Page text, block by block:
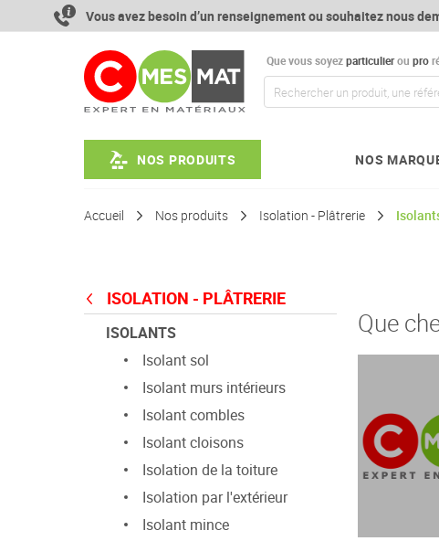
contenu
Vous avez besoin d’un renseignement ou souhaitez nous
Que vous soyezparticulierou pro
NOS PRODUITS NOS
Accueil Nos produits Isolation - Plâtrerie
Que
ISOLATION - PLÂTRERIE
ISOLANTS
Isolant sol
Isolant murs intérieurs
Isolant combles
Isolant cloisons
Isolation de la toiture
Isolation par l'extérieur
Isolant mince